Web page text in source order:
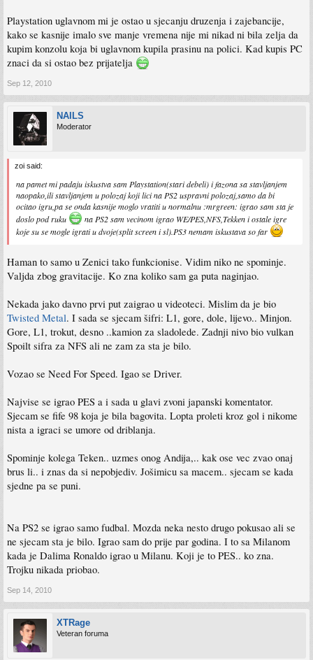
Playstation uglavnom mi je ostao u sjecanju druzenja i zajebancije,
kako se kasnije imalo sve manje vremena nije mi nikad ni bila zelja da
kupim konzolu koja bi uglavnom kupila prasinu na polici. Kad kupis PC
znaci da si ostao bez prijatelja
Sep 12, 2010
NAILS
Moderator
zoi said:
na pamet mi padaju iskustva sam Playstation(stari debeli) i fazona sa stavljanjem
naopako,ili stavljanjem u polozaj koji lici na PS2 uspravni polozaj,samo da bi
ocitao igru,pa se onda kasnije moglo vratiti u normalnu :mrgreen: igrao sam sta je
doslo pod ruku
na PS2 sam vecinom igrao WE/PES,NFS,Tekken i ostale igre
koje su se mogle igrati u dvoje(split screen i sl).PS3 nemam iskustava so far
Haman to samo u Zenici tako funkcionise. Vidim niko ne spominje.
Valjda zbog gravitacije. Ko zna koliko sam ga puta naginjao.
Nekada jako davno prvi put zaigrao u videoteci. Mislim da je bio
Twisted Metal. I sada se sjecam šifri: L1, gore, dole, lijevo.. Minjon.
Gore, L1, trokut, desno ..kamion za sladolede. Zadnji nivo bio vulkan
Spoilt sifra za NFS ali ne zam za sta je bilo.
Vozao se Need For Speed. Igao se Driver.
Najvise se igrao PES a i sada u glavi zvoni japanski komentator.
Sjecam se fife 98 koja je bila bagovita. Lopta proleti kroz gol i nikome
nista a igraci se umore od driblanja.
Spominje kolega Teken.. uzmes onog Andija,.. kak ose vec zvao onaj
brus li.. i znas da si nepobjediv. Jošimicu sa macem.. sjecam se kada
sjedne pa se puni.
Na PS2 se igrao samo fudbal. Mozda neka nesto drugo pokusao ali se
ne sjecam sta je bilo. Igrao sam do prije par godina. I to sa Milanom
kada je Dalima Ronaldo igrao u Milanu. Koji je to PES.. ko zna.
Trojku nikada priobao.
Sep 14, 2010
XTRage
Veteran foruma